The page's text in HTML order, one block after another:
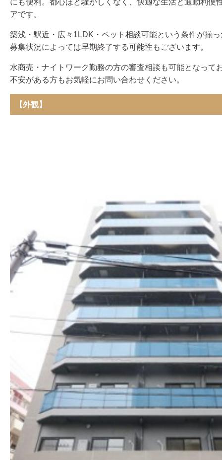
アです。
築浅・駅近・広々1LDK・ペット相談可能という条件が揃
募集状況によっては早期終了する可能性もございます。
水商売・ナイトワーク勤務の方の審査相談も可能となって
不安がある方もお気軽にお問い合わせください。
【外観】